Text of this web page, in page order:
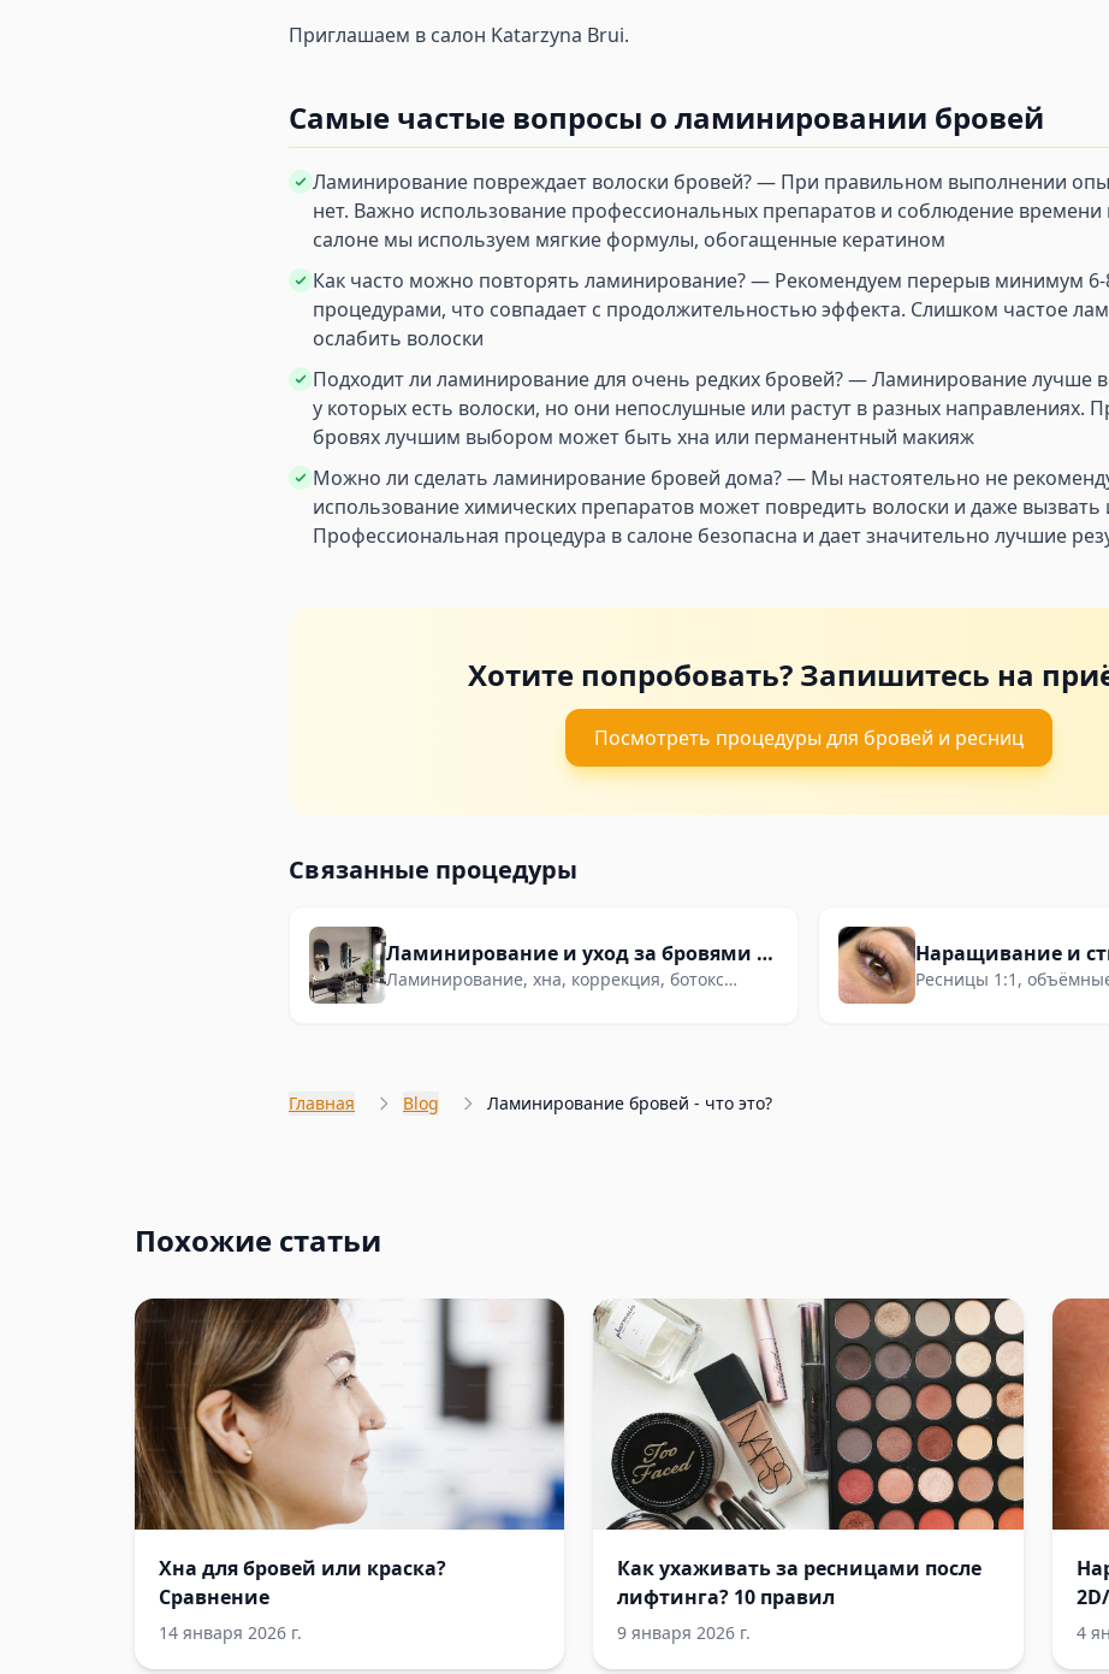
Приглашаем в салон Katarzyna Brui.
Самые частые вопросы о ламинировании бровей
Ламинирование повреждает волоски бровей? — При правильном выполнении
нет. Важно использование профессиональных препаратов и соблюдение
салоне мы используем мягкие формулы, обогащенные кератином
Как часто можно повторять ламинирование? — Рекомендуем перерыв минимум
процедурами, что совпадает с продолжительностью эффекта. Слишком частое
ослабить волоски
Подходит ли ламинирование для очень редких бровей? — Ламинирование лучше
у которых есть волоски, но они непослушные или растут в разных направлениях.
бровях лучшим выбором может быть хна или перманентный макияж
Можно ли сделать ламинирование бровей дома? — Мы настоятельно не
использование химических препаратов может повредить волоски и даже вызвать
Профессиональная процедура в салоне безопасна и дает значительно лучшие
Хотите попробовать? Запишитесь на
Посмотреть процедуры для бровей и ресниц
Связанные процедуры
Ламинирование и уход за бровями в Белостоке
Ламинирование, хна, коррекция, ботокс
Ресницы 1:1,
Главная Blog Ламинирование бровей - что это?
Похожие статьи
Хна для бровей или краска?
Сравнение
14 января 2026 г.
Как ухаживать за ресницами после
лифтинга? 10 правил
9 января 2026 г. 4